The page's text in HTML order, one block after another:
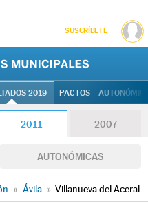
SUSCRÍBETE
2019 PACTOS
2011 2007
AUTONÓMICAS
» Ávila » Villanueva del Aceral